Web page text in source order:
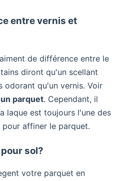
entre vernis et
de différence entre le
diront qu'un scellant
odorant qu'un vernis. Voir
parquet. Cependant, il
laque est toujours l'une des
affiner le parquet.
sol?
votre parquet en